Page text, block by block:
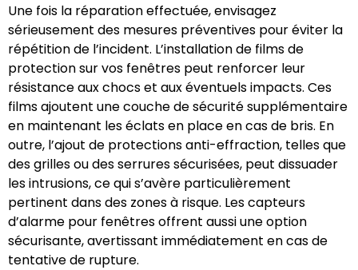
Une fois la réparation effectuée, envisagez
sérieusement des mesures préventives pour éviter la
répétition de l’incident. L’installation de films de
protection sur vos fenêtres peut renforcer leur
résistance aux chocs et aux éventuels impacts. Ces
films ajoutent une couche de sécurité supplémentaire
en maintenant les éclats en place en cas de bris. En
outre, l’ajout de protections anti-effraction, telles que
des grilles ou des serrures sécurisées, peut dissuader
les intrusions, ce qui s’avère particulièrement
pertinent dans des zones à risque. Les capteurs
d’alarme pour fenêtres offrent aussi une option
sécurisante, avertissant immédiatement en cas de
tentative de rupture.